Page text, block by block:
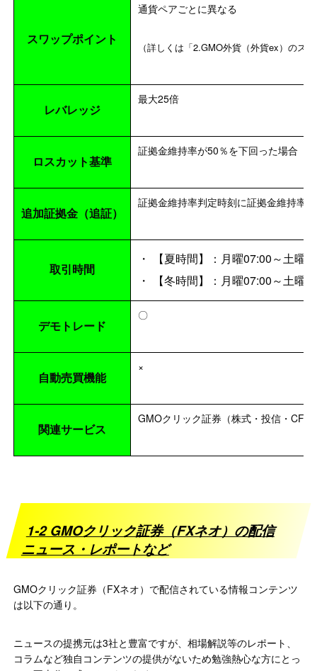
スワップポイント
通貨ペアごとに異なる
（詳しくは「2.GMO外貨（外貨ex）のス
レバレッジ
最大25倍
ロスカット基準
証拠金維持率が50％を下回った場合
追加証拠金（追証）
証拠金維持率判定時刻に証拠金維持率
取引時間
【夏時間】：月曜07:00～土曜
【冬時間】：月曜07:00～土曜
デモトレード
〇
自動売買機能
×
関連サービス
GMOクリック証券（株式・投信・
1-2 GMOクリック証券（FXネオ）の配信
ニュース・レポートなど
GMOクリック証券（FXネオ）で配信されている情報コンテンツ
は以下の通り。
ニュースの提携元は3社と豊富ですが、相場解説等のレポート、
コラムなど独自コンテンツの提供がないため勉強熱心な方にとっ